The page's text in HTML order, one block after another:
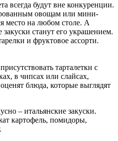
всегда будут вне конкуренции.
овощам или мини-
место на любом столе. А
станут его украшением.
и фруктовое ассорти.
тарталетки с
в чипсах или слайсах,
блюда, которые выглядят
– итальянские закуски.
картофель, помидоры,